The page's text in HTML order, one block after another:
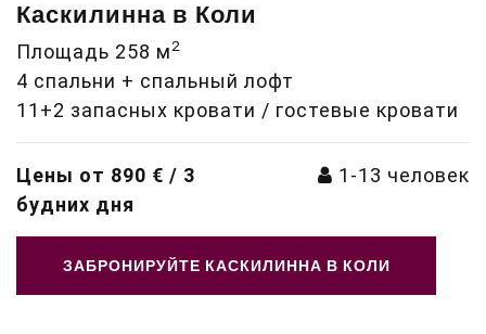
Каскилинна в Коли
Площадь 258 м2
4 спальни + спальный лофт
11+2 запасных кровати / гостевые кровати
Цены от 890 € / 3
будних дня
1-13 человек
ЗАБРОНИРУЙТЕ КАСКИЛИННА В КОЛИ